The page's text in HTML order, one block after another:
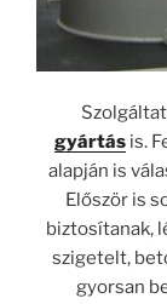
gyártásis.
alapján is
Először is
biztosítanak,
szigetelt,
gyorsan